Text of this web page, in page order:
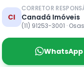
CI
CORRETOR
Canadá Imóveis
(11) 91253-3001 ·
WhatsApp